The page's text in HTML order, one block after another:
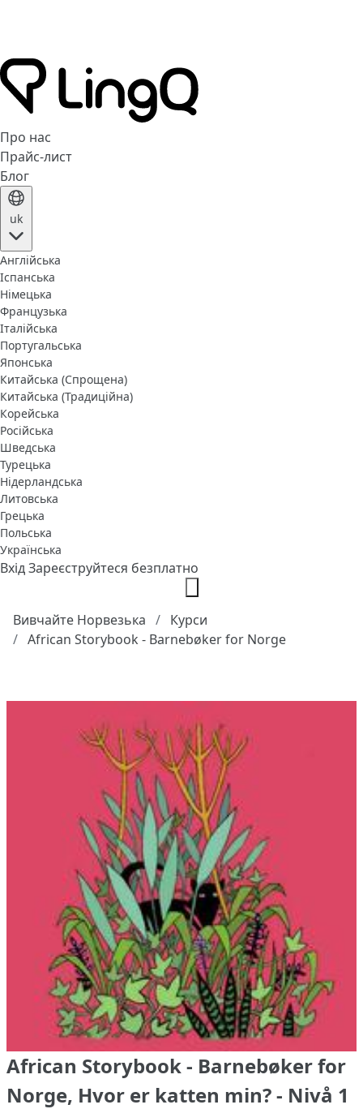
Про нас
Прайс-лист
Блог
uk
Англійська
Іспанська
Німецька
Французька
Італійська
Португальська
Японська
Китайська (Спрощена)
Китайська (Традиційна)
Корейська
Російська
Шведська
Турецька
Нідерландська
Литовська
Грецька
Польська
Українська
ВхідЗареєструйтеся безплатно
Вивчайте Норвезька
Курси
African Storybook - Barnebøker for Norge
African Storybook - Barnebøker for
Norge, Hvor er katten min? - Nivå 1